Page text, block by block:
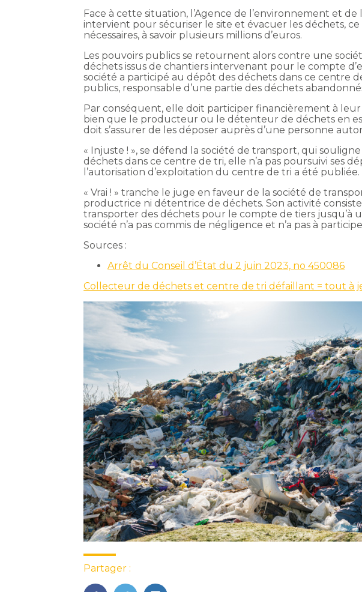
Face à cette situation, l’Agence de l’environnement et de
intervient pour sécuriser le site et évacuer les déchets, ce
nécessaires, à savoir plusieurs millions d’euros.
Les pouvoirs publics se retournent alors contre une
déchets issus de chantiers intervenant pour le compte
société a participé au dépôt des déchets dans ce centre
publics, responsable d’une partie des déchets
Par conséquent, elle doit participer financièrement à
bien que le producteur ou le détenteur de déchets en
doit s’assurer de les déposer auprès d’une personne
« Injuste ! », se défend la société de transport, qui
déchets dans ce centre de tri, elle n’a pas poursuivi ses
l’autorisation d’exploitation du centre de tri a été publiée.
« Vrai ! » tranche le juge en faveur de la société de
productrice ni détentrice de déchets. Son activité
transporter des déchets pour le compte de tiers jusqu’à
société n’a pas commis de négligence et n’a pas à
Sources :
Arrêt du Conseil d’État du 2 juin 2023, no 450086
Collecteur de déchets et centre de tri défaillant = tout à
Partager :